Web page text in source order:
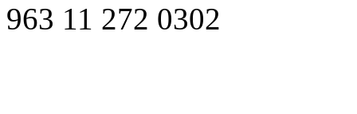
963 11 272 0302